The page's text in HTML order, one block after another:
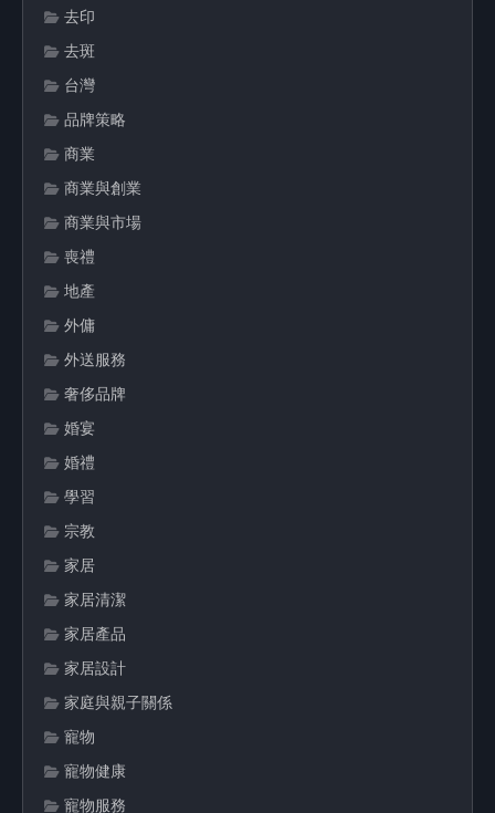
去印
去斑
台灣
品牌策略
商業
商業與創業
商業與市場
喪禮
地產
外傭
外送服務
奢侈品牌
婚宴
婚禮
學習
宗教
家居
家居清潔
家居產品
家居設計
家庭與親子關係
寵物
寵物健康
寵物服務